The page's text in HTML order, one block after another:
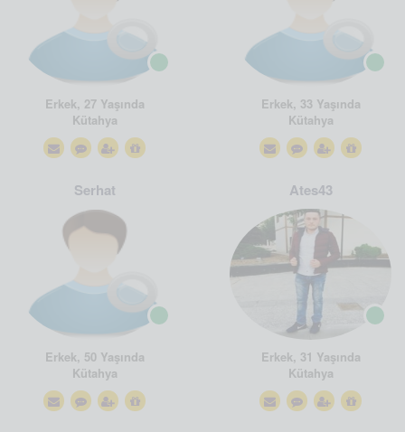
Erkek, 27 Yaşında
Kütahya
Erkek, 33 Yaşında
Kütahya
Serhat
Erkek, 50 Yaşında
Kütahya
Ates43
Erkek, 31 Yaşında
Kütahya